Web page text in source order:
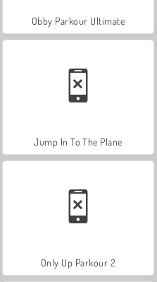
Obby Parkour Ultimate
Jump In To The Plane
Only Up Parkour 2